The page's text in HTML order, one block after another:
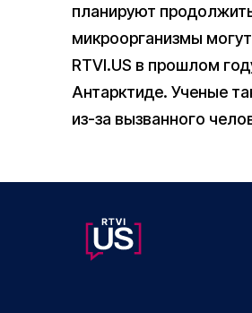
планируют
микроорганизмы
RTVI.US в прошлом
Антарктиде. Ученые
из-за вызванного